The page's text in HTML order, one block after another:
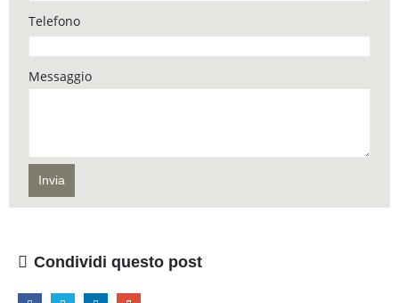
Telefono
Messaggio
Condividi questo post